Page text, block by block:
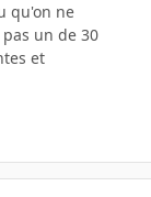
qu'on ne
un de 30
et